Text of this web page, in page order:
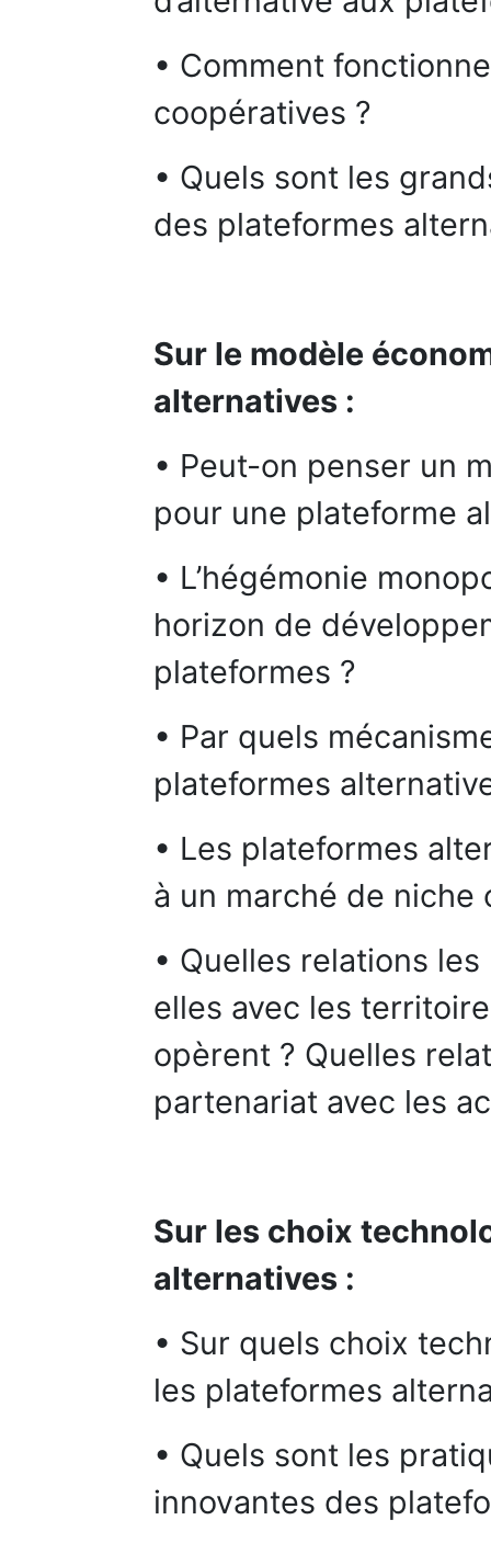
• Comment
coopératives ?
• Quels sont les
des plateformes
Sur le modèle
alternatives :
• Peut-on penser un
pour une plateforme
• L’hégémonie
horizon de
plateformes ?
• Par quels
plateformes
• Les plateformes
à un marché de niche
• Quelles relations
elles avec les
opèrent ? Quelles
partenariat avec les
Sur les choix
alternatives :
• Sur quels choix
les plateformes
• Quels sont les
innovantes des